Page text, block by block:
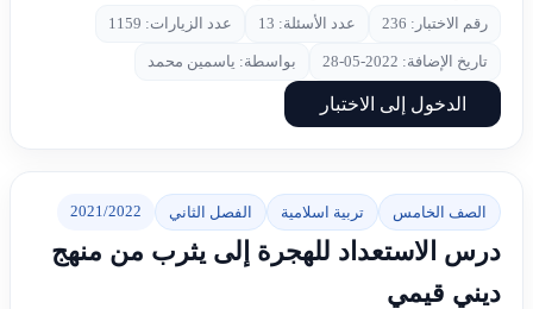
رقم الاختبار: 236 عدد الأسئلة: 13 عدد الزيارات: 1159
تاريخ الإضافة: 2022-05-28 بواسطة: ياسمين محمد
الدخول إلى الاختبار
الصف الخامس تربية اسلامية الفصل الثاني 2021/2022
درس الاستعداد للهجرة إلى يثرب من منهج
ديني قيمي